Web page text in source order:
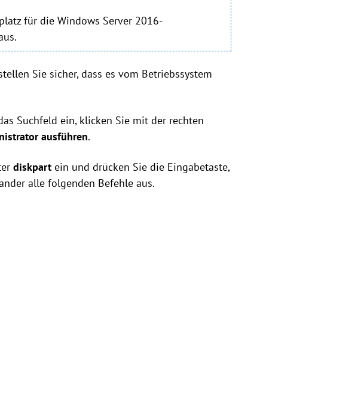
für die Windows Server 2016-
Sie sicher, dass es vom Betriebssystem
Suchfeld ein, klicken Sie mit der rechten
ausführen.
diskpart ein und drücken Sie die Eingabetaste,
alle folgenden Befehle aus.